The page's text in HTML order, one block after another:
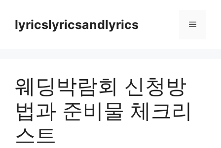
lyricslyricsandlyrics 메
웨딩박람회 신청방
법과 준비물 체크리
스트